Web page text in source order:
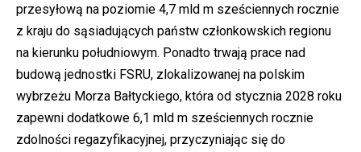
przesyłową na poziomie 4,7 mld m sześciennych rocznie
z kraju do sąsiadujących państw członkowskich regionu
na kierunku południowym. Ponadto trwają prace nad
budową jednostki FSRU, zlokalizowanej na polskim
wybrzeżu Morza Bałtyckiego, która od stycznia 2028 roku
zapewni dodatkowe 6,1 mld m sześciennych rocznie
zdolności regazyfikacyjnej, przyczyniając się do